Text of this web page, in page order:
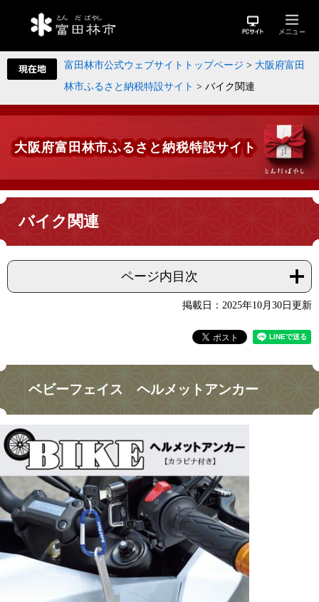
富田林市公式ウェブサイトトップページ > 大阪府富田
林市ふるさと納税特設サイト > バイク関連
大阪府富田林市ふるさと納税特設サイト
バイク関連
ページ内目次
掲載日：2025年10月30日更新
ベビーフェイス ヘルメットアンカー